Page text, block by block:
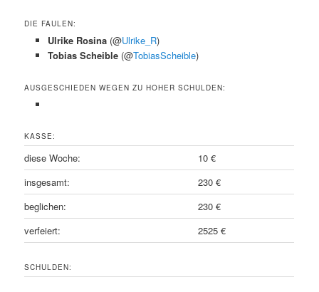
DIE FAULEN:
Ulrike Rosina (@Ulrike_R)
Tobias Scheible (@TobiasScheible)
AUSGESCHIEDEN WEGEN ZU HOHER SCHULDEN:
KASSE:
diese Woche:
10 €
insgesamt:
230 €
beglichen:
230 €
verfeiert:
2525 €
SCHULDEN: